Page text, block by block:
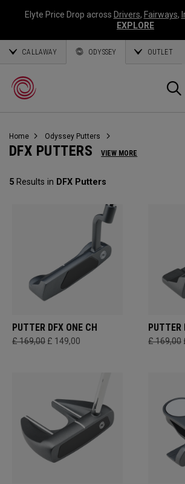
Elyte Price Drop across Drivers, Fairways,
EXPLORE
CALLAWAY ODYSSEY OUTLET
Callaway
Golf
Home Odyssey Putters
DFX PUTTERS VIEW MORE
5 Results in DFX Putters
PUTTER DFX ONE CH
£ 169,00 £ 149,00
PUTTER
£ 169,00